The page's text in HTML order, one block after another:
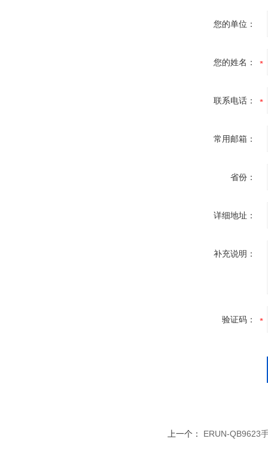
您的单位：
您的姓名：
联系电话：
常用邮箱：
省份：
详细地址：
补充说明：
验证码：
上一个： ERUN-QB9623